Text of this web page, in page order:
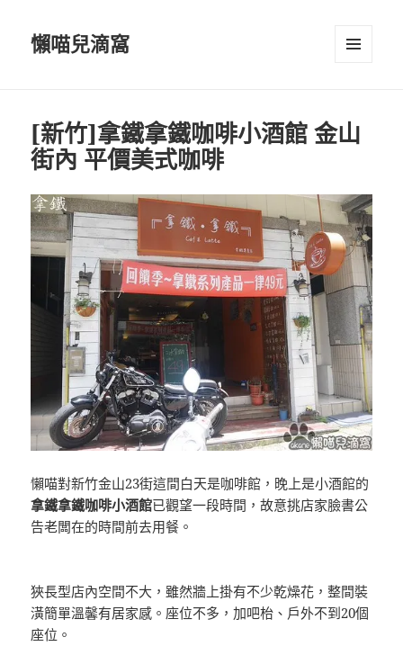
懶喵兒滴窩
[新竹]拿鐵拿鐵咖啡小酒館 金山
街內 平價美式咖啡
懶喵對新竹金山23街這間白天是咖啡館，晚上是小酒館的
拿鐵拿鐵咖啡小酒館已觀望一段時間，故意挑店家臉書公
告老闆在的時間前去用餐。
狹長型店內空間不大，雖然牆上掛有不少乾燥花，整間裝
潢簡單溫馨有居家感。座位不多，加吧枱、戶外不到20個
座位。